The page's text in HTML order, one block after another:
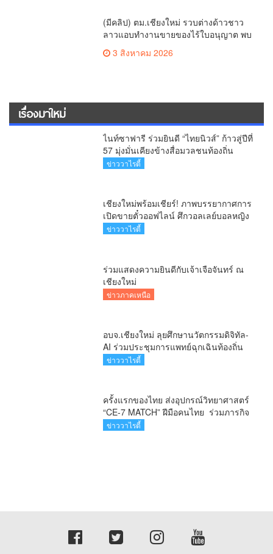
(มีคลิป) ตม.เชียงใหม่ รวบต่างด้าวชาว
ลาวแอบทำงานขายของไร้ใบอนุญาต พบ
3 สิงหาคม 2026
เรื่องมาใหม่
ไนท์ซาฟารี ร่วมยินดี “ไทยนิวส์” ก้าวสู่ปีที่
57 มุ่งมั่นเคียงข้างสื่อมวลชนท้องถิ่น
ข่าววาไรตี้
เชียงใหม่พร้อมเชียร์! ภาพบรรยากาศการ
เปิดขายตั๋วออฟไลน์ ศึกวอลเลย์บอลหญิง
‘BYD DMI 6th SEA V Cup’ 6 ส.ค. นี้ รวม
ข่าววาไรตี้
ร่วมแสดงความยินดีกับเจ้าเจือจันทร์ ณ
เชียงใหม่
ข่าวภาคเหนือ
อบจ.เชียงใหม่ ลุยศึกษานวัตกรรมดิจิทัล-
AI ร่วมประชุมการแพทย์ฉุกเฉินท้องถิ่น
ระดับชาติ ครั้งที่ 10 ยกระดับศูนย์
ข่าววาไรตี้
ครั้งแรกของไทย ส่งอุปกรณ์วิทยาศาสตร์
“CE-7 MATCH” ฝีมือคนไทย ร่วมภารกิจ
สำรวจดวงจันทร์ 24 สิงหาคมนี้
ข่าววาไรตี้